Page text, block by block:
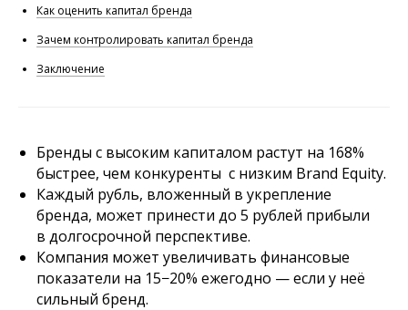
Как оценить капитал бренда
Зачем контролировать капитал бренда
Заключение
Бренды с высоким капиталом растут на 168%
быстрее, чем конкуренты с низким Brand Equity.
Каждый рубль, вложенный в укрепление
бренда, может принести до 5 рублей прибыли
в долгосрочной перспективе.
Компания может увеличивать финансовые
показатели на 15−20% ежегодно — если у неё
сильный бренд.